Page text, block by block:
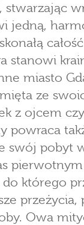
jedną,
stanowi
miasto
ze
z ojcem
powraca
swój pobyt
pierwotnym
którego
przeżycia,
Owa